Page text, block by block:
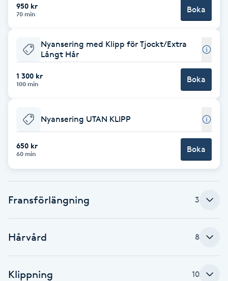
Cryoterapi
Damklippning
Diamantslipning
Extensions borttagning
950 kr
70 min Boka
Nyansering med Klipp för Tjockt/Extra
Långt Hår
1 300 kr
100 min Boka
Nyansering UTAN KLIPP
650 kr
60 min Boka
Fransförlängning 3
Hårvård 8
Klippning 10